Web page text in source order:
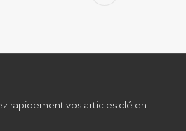
rapidement vos articles clé en